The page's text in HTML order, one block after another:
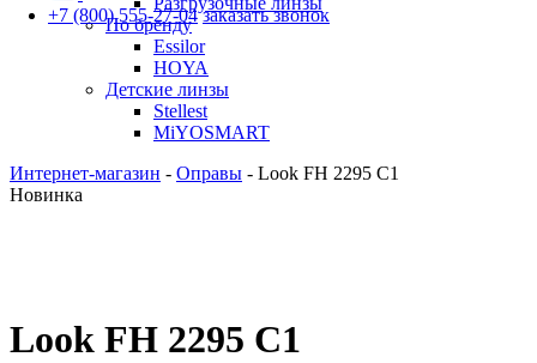
По бренду
Essilor
HOYA
Детские линзы
Stellest
MiYOSMART
+7 (800) 555-27-04 заказать звонок
Интернет-магазин - Оправы - Look FH 2295 C1
Новинка
Look FH 2295 C1